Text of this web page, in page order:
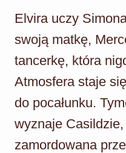
Elvira uczy
swoją matkę,
tancerkę, która
Atmosfera staje
do pocałunku.
wyznaje Casildzie,
zamordowana